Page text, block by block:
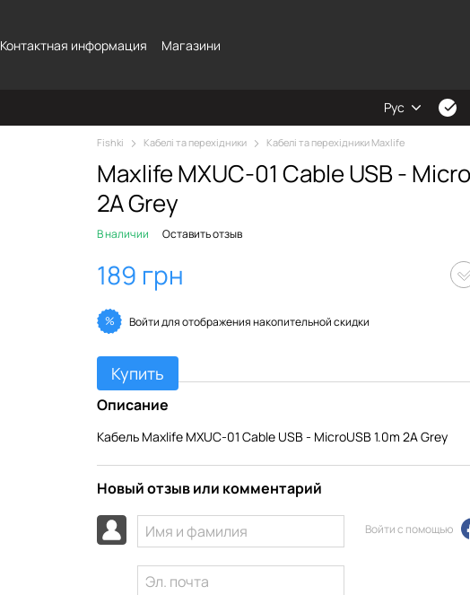
Контактная информация Магазини
Рус
Fishki Кабелі та перехідники Кабелі та перехідники Maxlife
Maxlife MXUC-01 Cable USB -
2A Grey
В наличии Оставить отзыв
189 грн
% Войтидля отображения накопительной скидки
Купить
Описание
Кабель Maxlife MXUC-01 Cable USB - MicroUSB 1.0m 2A Grey
Новый отзыв или комментарий
Войти с помощью